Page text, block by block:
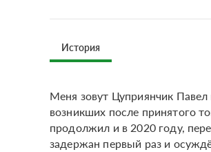
История
Меня зовут Цуприянчик
возникших после принятого
продолжил и в 2020 году,
задержан первый раз и